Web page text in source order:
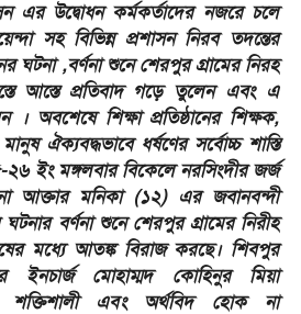
এর উদ্বোধন কর্মকর্তাদের নজরে চলে
সহ বিভিন্ন প্রশাসন নিরব তদন্তের
ঘটনা ,বর্ণনা শুনে শেরপুর গ্রামের নিরহ
আস্তে প্রতিবাদ গড়ে তুলেন এবং এ
। অবশেষে শিক্ষা প্রতিষ্ঠানের শিক্ষক,
মানুষ ঐক্যবদ্ধভাবে ধর্ষণের সর্বোচ্চ শাস্তি
ইং মঙ্গলবার বিকেলে নরসিংদীর জর্জ
আক্তার মনিকা (১২) এর জবানবন্দী
বর্ণনা শুনে শেরপুর গ্রামের নিরীহ
মধ্যে আতঙ্ক বিরাজ করছে। শিবপুর
ইনচার্জ মোহাম্মদ কোহিনুর মিয়া
শক্তিশালী এবং অর্থবিদ হোক না